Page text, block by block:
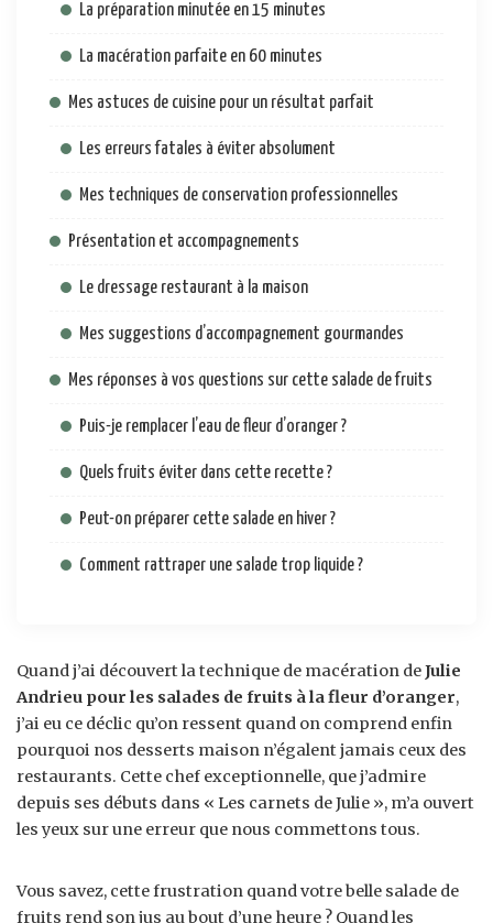
La préparation minutée en 15 minutes
La macération parfaite en 60 minutes
Mes astuces de cuisine pour un résultat parfait
Les erreurs fatales à éviter absolument
Mes techniques de conservation professionnelles
Présentation et accompagnements
Le dressage restaurant à la maison
Mes suggestions d’accompagnement gourmandes
Mes réponses à vos questions sur cette salade de fruits
Puis-je remplacer l’eau de fleur d’oranger ?
Quels fruits éviter dans cette recette ?
Peut-on préparer cette salade en hiver ?
Comment rattraper une salade trop liquide ?
Quand j’ai découvert la technique de macération deJulie
Andrieu pour les salades de fruits à la fleur d’oranger,
j’ai eu ce déclic qu’on ressent quand on comprend enfin
pourquoi nos desserts maison n’égalent jamais ceux des
restaurants. Cette chef exceptionnelle, que j’admire
depuis ses débuts dans « Les carnets de Julie », m’a ouvert
les yeux sur une erreur que nous commettons tous.
Vous savez, cette frustration quand votre belle salade de
fruits rend son jus au bout d’une heure ? Quand les